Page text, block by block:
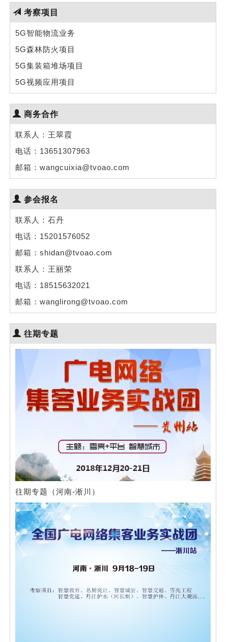
考察项目
5G智能物流业务
5G森林防火项目
5G集装箱堆场项目
5G视频应用项目
商务合作
联系人：王翠霞
电话：13651307963
邮箱：wangcuixia@tvoao.com
参会报名
联系人：石丹
电话：15201576052
邮箱：shidan@tvoao.com
联系人：王丽荣
电话：18515632021
邮箱：wanglirong@tvoao.com
往期专题
往期专题（河南-淅川）